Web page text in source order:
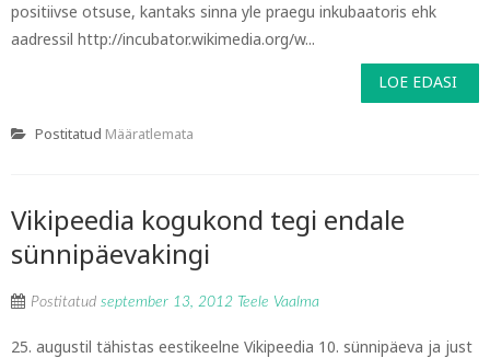
positiivse otsuse, kantaks sinna yle praegu inkubaatoris ehk
aadressil http://incubator.wikimedia.org/w...
LOE EDASI
Postitatud Määratlemata
Vikipeedia kogukond tegi endale
sünnipäevakingi
Postitatud september 13, 2012 Teele Vaalma
25. augustil tähistas eestikeelne Vikipeedia 10. sünnipäeva ja just